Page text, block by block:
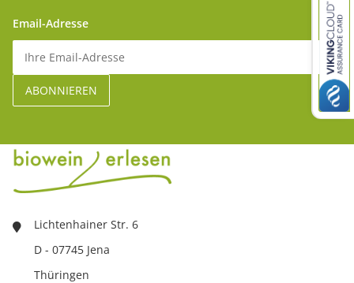
Email-Adresse
Lichtenhainer Str. 6
D - 07745 Jena
Thüringen